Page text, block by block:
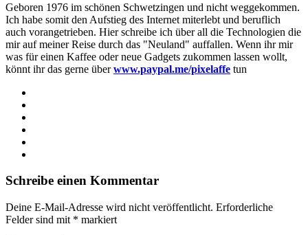
Geboren 1976 im schönen Schwetzingen und nicht weggekommen.
Ich habe somit den Aufstieg des Internet miterlebt und beruflich
auch vorangetrieben. Hier schreibe ich über all die Technologien die
mir auf meiner Reise durch das "Neuland" auffallen. Wenn ihr mir
was für einen Kaffee oder neue Gadgets zukommen lassen wollt,
könnt ihr das gerne überwww.paypal.me/pixelaffe tun
Schreibe einen Kommentar
Deine E-Mail-Adresse wird nicht veröffentlicht. Erforderliche
Felder sind mit * markiert